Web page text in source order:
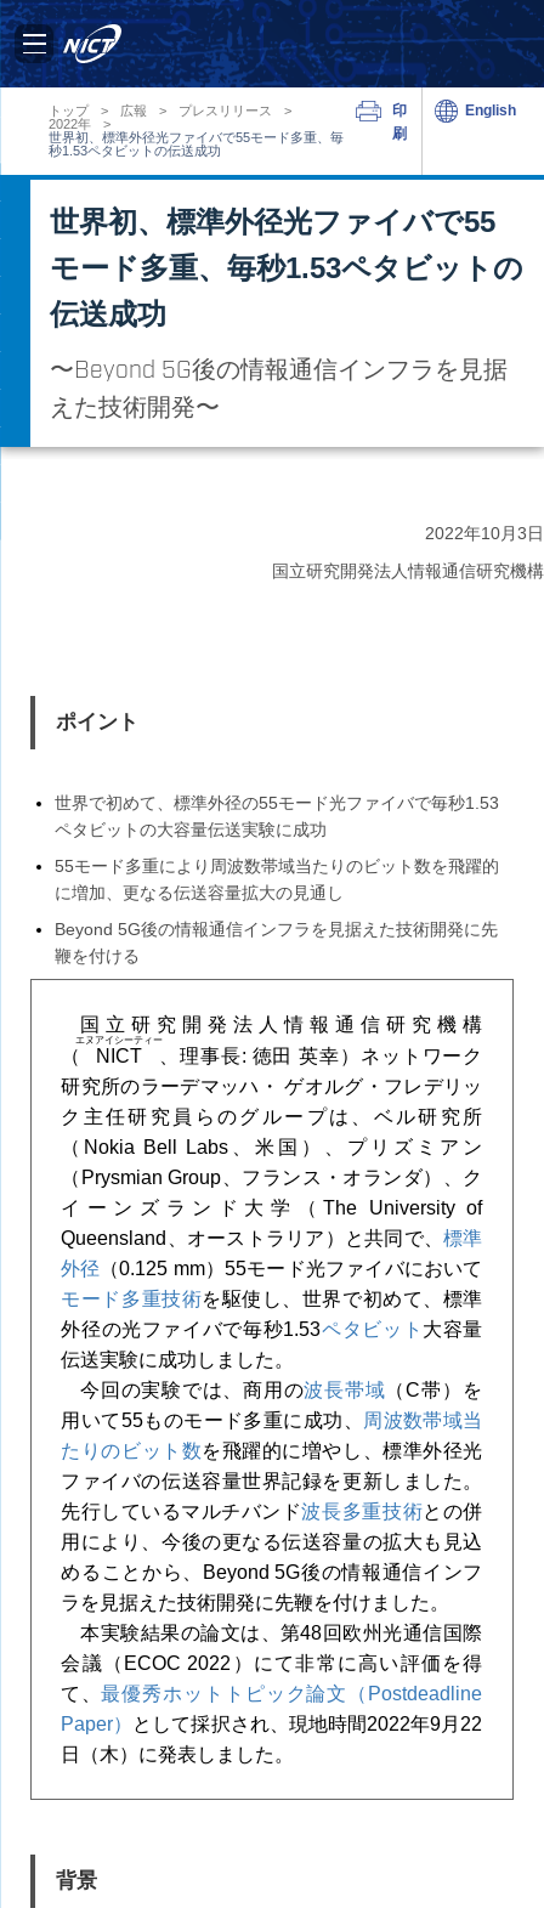
トップ > 広報 > プレスリリース
>
2022年
>
世界初、標準外径光ファイバで55モード多重、毎
秒1.53ペタビットの伝送成功
印
刷
English
世界初、標準外径光ファイバで55
モード多重、毎秒1.53ペタビットの
伝送成功
〜Beyond 5G後の情報通信インフラを見据
えた技術開発〜
2022年10月3日
国立研究開発法人情報通信研究機構
ポイント
世界で初めて、標準外径の55モード光ファイバで毎秒1.53
ペタビットの大容量伝送実験に成功
55モード多重により周波数帯域当たりのビット数を飛躍的
に増加、更なる伝送容量拡大の見通し
Beyond 5G後の情報通信インフラを見据えた技術開発に先
鞭を付ける
国立研究開発法人情報通信研究機構
（
NICT
エヌアイシーティー
、理事長: 徳田 英幸）ネットワーク
研究所のラーデマッハ・ ゲオルグ・フレデリッ
ク主任研究員らのグループは、ベル研究所
（Nokia Bell Labs、米国）、プリズミアン
（Prysmian Group、フランス・オランダ）、ク
イーンズランド大学（The University of
Queensland、オーストラリア）と共同で、標準
外径 （0.125 mm）55モード光ファイバにおいて
モード多重技術を駆使し、世界で初めて、標準
外径の光ファイバで毎秒1.53ペタビット 大容量
伝送実験に成功しました。
今回の実験では、商用の波長帯域 （C帯）を
用いて55ものモード多重に成功、
周波数帯域当
たりのビット数を飛躍的に増やし、標準外径光
ファイバの伝送容量世界記録を更新しました。
先行しているマルチバンド波長多重技術との併
用により、今後の更なる伝送容量の拡大も見込
めることから、Beyond 5G後の情報通信インフ
ラを見据えた技術開発に先鞭を付けました。
本実験結果の論文は、第48回欧州光通信国際
会議（ECOC 2022）にて非常に高い評価を得
て、最優秀ホットトピック論文（Postdeadline
Paper）
として採択され、現地時間2022年9月22
日（木）に発表しました。
背景